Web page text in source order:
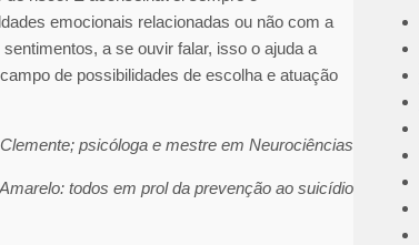
emocionais relacionadas ou não com a
a se ouvir falar, isso o ajuda a
de possibilidades de escolha e atuação
psicóloga e mestre em Neurociências
todos em prol da prevenção ao suicídio